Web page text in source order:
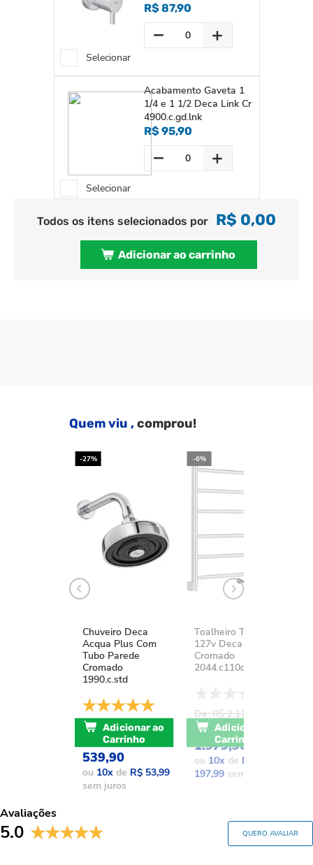
R$ 87,90
Selecionar
Acabamento Gaveta 1
1/4 e 1 1/2 Deca Link Cr
4900.c.gd.lnk
R$ 95,90
Selecionar
Todos os itens selecionados por R$ 0,00
Adicionar ao carrinho
Quem viu ,comprou!
-27%
Chuveiro Deca
Acqua Plus Com
Tubo Parede
Cromado
1990.c.std
De: R$ 741,17
POR: R$
539,90
ou 10xde R$ 53,99
sem juros
Adicionar ao
Carrinho
-6%
Toalheiro Térmico
127v Deca You
Cromado
2044.c110d.aqc
De: R$ 2.111,37
POR: R$
1.979,90
ou 10xde R$
197,99sem juros
Adicionar ao
Carrinho
Avaliações
5.0 QUERO AVALIAR